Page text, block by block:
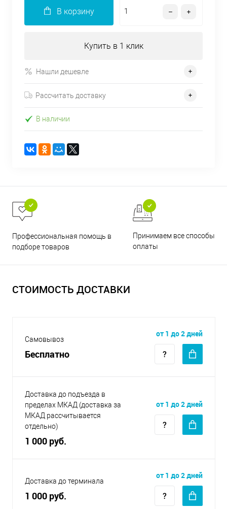
В корзину
Купить в 1 клик
Нашли дешевле
Рассчитать доставку
В наличии
Профессиональная помощь в
подборе товаров
Принимаем все способы
оплаты
СТОИМОСТЬ ДОСТАВКИ
Самовывоз
Бесплатно
от 1 до 2 дней
Доставка до подъезда в
пределах МКАД (доставка за
МКАД рассчитывается
отдельно)
1 000 руб.
от 1 до 2 дней
Доставка до терминала
1 000 руб.
от 1 до 2 дней